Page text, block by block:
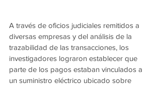
A través de oficios judiciales remitidos a
diversas empresas y del análisis de la
trazabilidad de las transacciones, los
investigadores lograron establecer que
parte de los pagos estaban vinculados a
un suministro eléctrico ubicado sobre